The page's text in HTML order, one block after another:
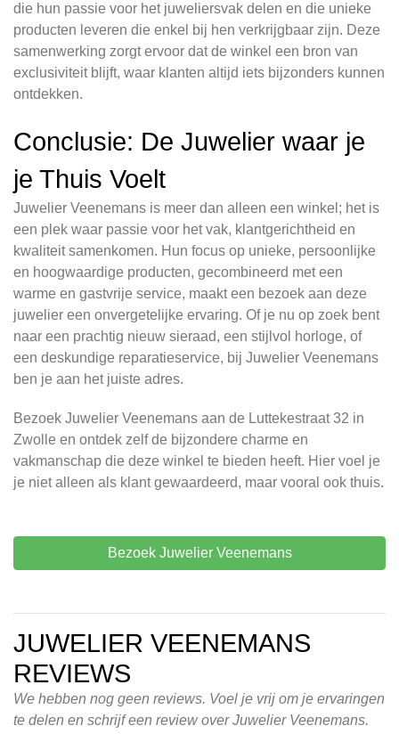
die hun passie voor het juweliersvak delen en die unieke
producten leveren die enkel bij hen verkrijgbaar zijn. Deze
samenwerking zorgt ervoor dat de winkel een bron van
exclusiviteit blijft, waar klanten altijd iets bijzonders kunnen
ontdekken.
Conclusie: De Juwelier waar je
je Thuis Voelt
Juwelier Veenemans is meer dan alleen een winkel; het is
een plek waar passie voor het vak, klantgerichtheid en
kwaliteit samenkomen. Hun focus op unieke, persoonlijke
en hoogwaardige producten, gecombineerd met een
warme en gastvrije service, maakt een bezoek aan deze
juwelier een onvergetelijke ervaring. Of je nu op zoek bent
naar een prachtig nieuw sieraad, een stijlvol horloge, of
een deskundige reparatieservice, bij Juwelier Veenemans
ben je aan het juiste adres.
Bezoek Juwelier Veenemans aan de Luttekestraat 32 in
Zwolle en ontdek zelf de bijzondere charme en
vakmanschap die deze winkel te bieden heeft. Hier voel je
je niet alleen als klant gewaardeerd, maar vooral ook thuis.
Bezoek Juwelier Veenemans
JUWELIER VEENEMANS
REVIEWS
We hebben nog geen reviews. Voel je vrij om je ervaringen
te delen en schrijf een review over Juwelier Veenemans.